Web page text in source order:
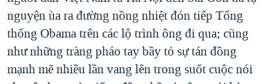
nguyện ùa ra đường nồng nhiệt đón tiếp Tổng
thống Obama trên các lộ trình ông đi qua; cũng
như những tràng pháo tay bầy tỏ sự tán đồng
mạnh mẽ nhiều lần vang lên trong suốt cuộc nói